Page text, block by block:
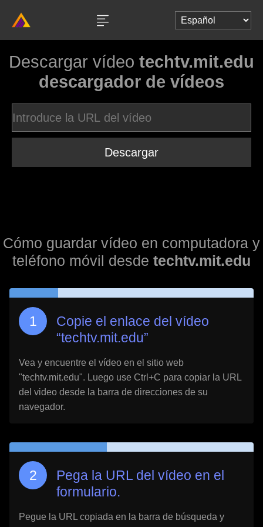
Descargar vídeo techtv.mit.edu
descargador de vídeos
Descargar
Cómo guardar vídeo en computadora y
teléfono móvil desde techtv.mit.edu
Copie el enlace del vídeo
“techtv.mit.edu”
Vea y encuentre el vídeo en el sitio web
"techtv.mit.edu". Luego use Ctrl+C para copiar la URL
del video desde la barra de direcciones de su
navegador.
Pega la URL del vídeo en el
formulario.
Pegue la URL copiada en la barra de búsqueda y